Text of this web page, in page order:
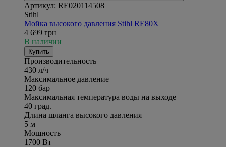
Артикул: RE020114508
Stihl
Мойка высокого давления Stihl RE80X
4 699 грн
В наличии
Купить
Производительность
430 л/ч
Максимальное давление
120 бар
Максимальная температура воды на выходе
40 град.
Длина шланга высокого давления
5 м
Мощность
1700 Вт